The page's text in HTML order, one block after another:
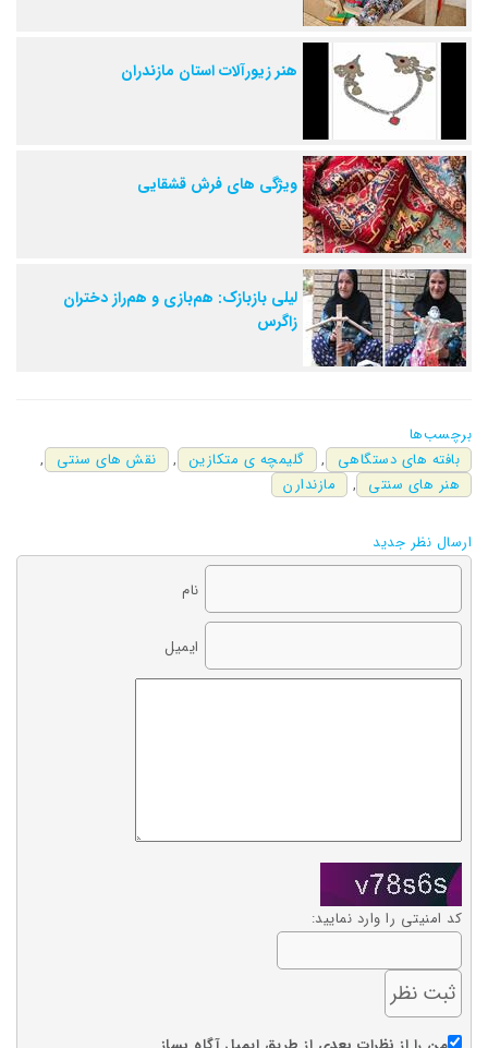
هنر زیورآلات استان مازندران
ویژگی های فرش قشقایی
لیلی بازبازک: هم‌بازی و هم‌راز دختران
زاگرس
برچسب‌ها
بافته های دستگاهی
, گلیمچه ی متکازین , نقش های سنتی
,
هنر های سنتی
, مازندارن
ارسال نظر جدید
نام
ایمیل
کد امنیتی را وارد نمایید: